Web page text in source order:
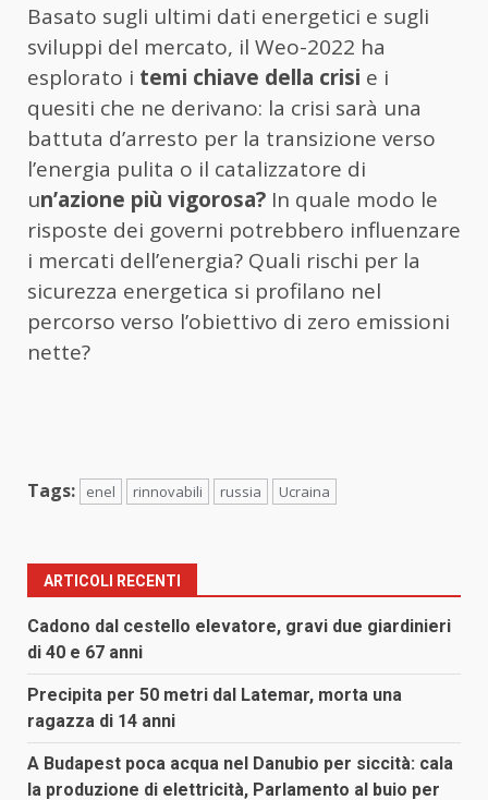
Basato sugli ultimi dati energetici e sugli
sviluppi del mercato, il Weo-2022 ha
esplorato i temi chiave della crisi e i
quesiti che ne derivano: la crisi sarà una
battuta d’arresto per la transizione verso
l’energia pulita o il catalizzatore di
un’azione più vigorosa? In quale modo le
risposte dei governi potrebbero influenzare
i mercati dell’energia? Quali rischi per la
sicurezza energetica si profilano nel
percorso verso l’obiettivo di zero emissioni
nette?
Tags: enel rinnovabili russia Ucraina
ARTICOLI RECENTI
Cadono dal cestello elevatore, gravi due giardinieri
di 40 e 67 anni
Precipita per 50 metri dal Latemar, morta una
ragazza di 14 anni
A Budapest poca acqua nel Danubio per siccità: cala
la produzione di elettricità, Parlamento al buio per